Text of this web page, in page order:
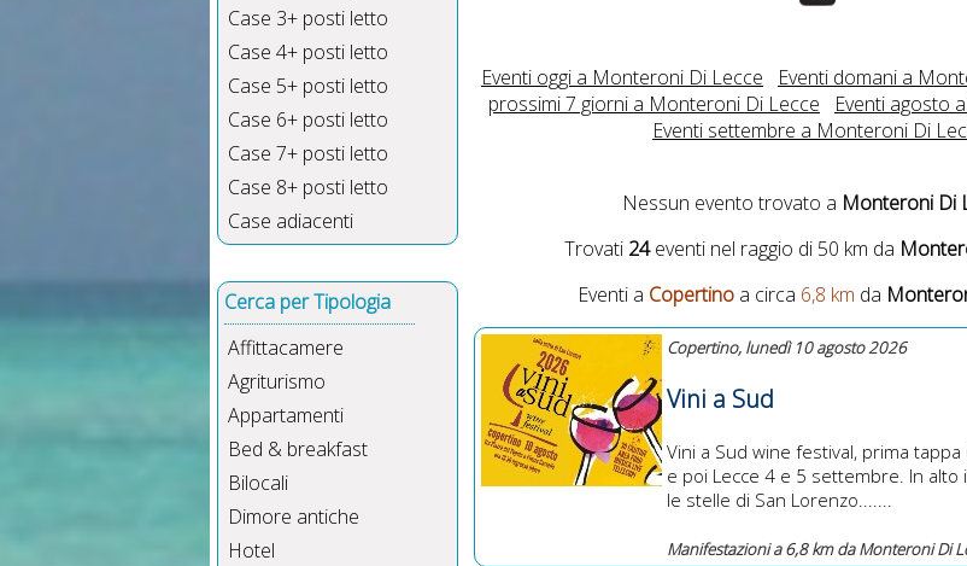
Case 3+ posti letto
Case 4+ posti letto
Case 5+ posti letto
Case 6+ posti letto
Case 7+ posti letto
Case 8+ posti letto
Case adiacenti
Cerca per Tipologia
Affittacamere
Agriturismo
Appartamenti
Bed & breakfast
Bilocali
Dimore antiche
Hotel
Eventi oggi a Monteroni Di Lecce Eventi domani a
prossimi 7 giorni a Monteroni Di Lecce
Eventi agosto
Eventi settembre a Monteroni Di
Nessun evento trovato a Monteroni Di
Trovati 24eventi nel raggio di 50 km da
Eventi a Copertinoa circa 6,8 km da
Copertino, lunedì 10 agosto 2026
Vini a Sud
Vini a Sud wine festival, prima
e poi Lecce 4 e 5 settembre. In alto
le stelle di San Lorenzo.......
Manifestazioni a 6,8 km da Monteroni Di